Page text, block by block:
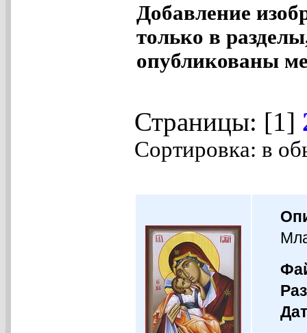
Добавление
только в
опубликованы
Страницы: [1]
Сортировка: в